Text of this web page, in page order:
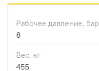
Рабочее давление, бар
8
Вес, кг
455